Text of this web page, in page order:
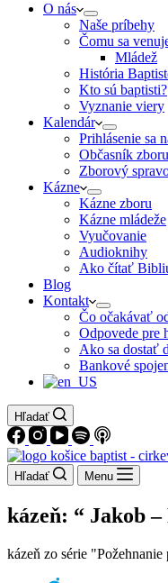
O nás
Naše príbehy
Čomu sa
Mládež
História
Kto sú baptisti?
Vyznanie viery
Kalendár
Prihlásenie sa
Občasník
Zborový
Kázne
Kázne zboru
Kázne mládeže
Vyučovanie
Audioknihy
Ako čítať
Blog
Kontakt
Čo očakávať
Odpovede pre
Ako sa dostať
Bankové
Hľadať
Hľadať Menu
kázeň: “ Jakob
kázeň zo série